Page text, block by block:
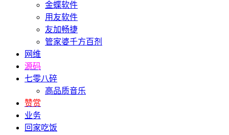
金蝶软件
用友软件
友加畅捷
管家婆千方百剂
网维
源码
七零八碎
高品质音乐
赞赏
业务
回家吃饭